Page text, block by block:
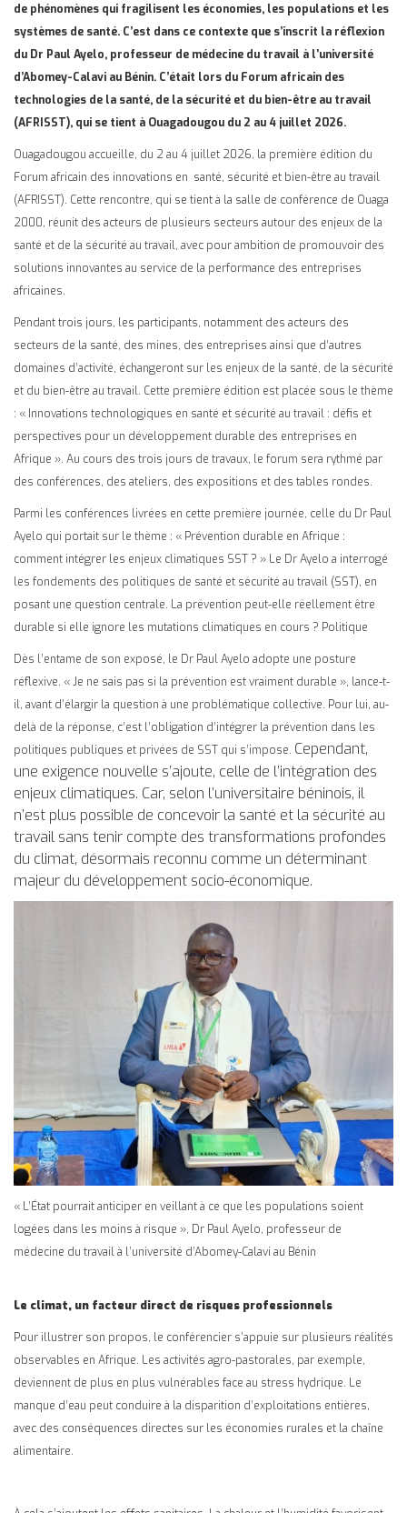
de phénomènes qui fragilisent les économies, les populations et les
systèmes de santé. C’est dans ce contexte que s’inscrit la réflexion
du Dr Paul Ayelo, professeur de médecine du travail à l’université
d’Abomey-Calavi au Bénin. C’était lors du Forum africain des
technologies de la santé, de la sécurité et du bien-être au travail
(AFRISST), qui se tient à Ouagadougou du 2 au 4 juillet 2026.
Ouagadougou accueille, du 2 au 4 juillet 2026, la première édition du
Forum africain des innovations en santé, sécurité et bien-être au travail
(AFRISST). Cette rencontre, qui se tient à la salle de conférence de Ouaga
2000, réunit des acteurs de plusieurs secteurs autour des enjeux de la
santé et de la sécurité au travail, avec pour ambition de promouvoir des
solutions innovantes au service de la performance des entreprises
africaines.
Pendant trois jours, les participants, notamment des acteurs des
secteurs de la santé, des mines, des entreprises ainsi que d’autres
domaines d’activité, échangeront sur les enjeux de la santé, de la sécurité
et du bien-être au travail. Cette première édition est placée sous le thème
: « Innovations technologiques en santé et sécurité au travail : défis et
perspectives pour un développement durable des entreprises en
Afrique ». Au cours des trois jours de travaux, le forum sera rythmé par
des conférences, des ateliers, des expositions et des tables rondes.
Parmi les conférences livrées en cette première journée, celle du Dr Paul
Ayelo qui portait sur le thème : « Prévention durable en Afrique :
comment intégrer les enjeux climatiques SST ? » Le Dr Ayelo a interrogé
les fondements des politiques de santé et sécurité au travail (SST), en
posant une question centrale. La prévention peut-elle réellement être
durable si elle ignore les mutations climatiques en cours ? Politique
Dès l’entame de son exposé, le Dr Paul Ayelo adopte une posture
réflexive. « Je ne sais pas si la prévention est vraiment durable », lance-t-
il, avant d’élargir la question à une problématique collective. Pour lui, au-
delà de la réponse, c’est l’obligation d’intégrer la prévention dans les
politiques publiques et privées de SST qui s’impose. Cependant,
une exigence nouvelle s’ajoute, celle de l’intégration des
enjeux climatiques. Car, selon l’universitaire béninois, il
n’est plus possible de concevoir la santé et la sécurité au
travail sans tenir compte des transformations profondes
du climat, désormais reconnu comme un déterminant
majeur du développement socio-économique.
« L’État pourrait anticiper en veillant à ce que les populations soient
logées dans les moins à risque », Dr Paul Ayelo, professeur de
médecine du travail à l’université d’Abomey-Calavi au Bénin
Le climat, un facteur direct de risques professionnels
Pour illustrer son propos, le conférencier s’appuie sur plusieurs réalités
observables en Afrique. Les activités agro-pastorales, par exemple,
deviennent de plus en plus vulnérables face au stress hydrique. Le
manque d’eau peut conduire à la disparition d’exploitations entières,
avec des conséquences directes sur les économies rurales et la chaîne
alimentaire.